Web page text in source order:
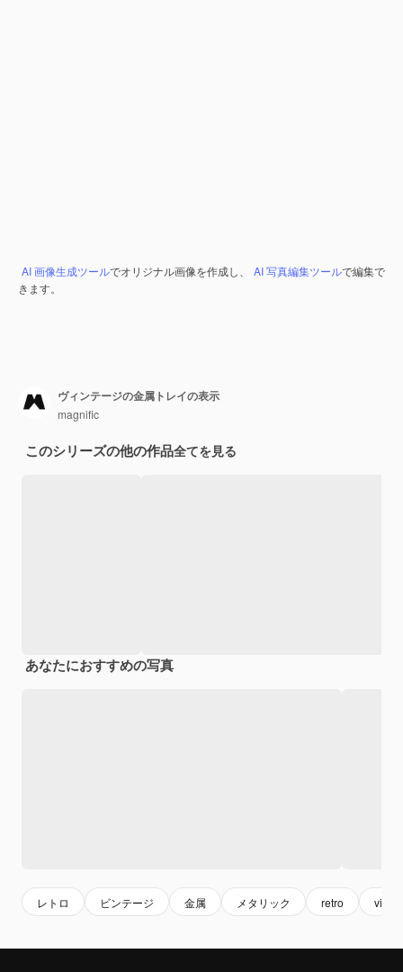
AI 画像生成ツールでオリジナル画像を作成し、 AI 写真編集ツールで編集で
きます。
ヴィンテージの金属トレイの表示
magnific
このシリーズの他の作品全てを見る
あなたにおすすめの写真
レトロ ビンテージ 金属 メタリック retro